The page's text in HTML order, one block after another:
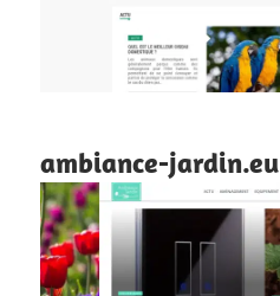
ambiance-jardin.eu